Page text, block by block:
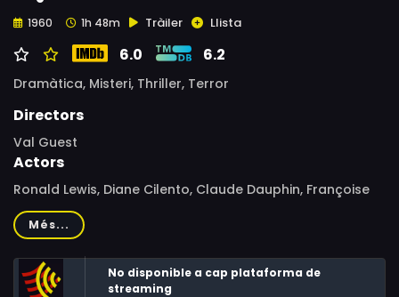
1960 1h 48m Tràiler Llista
6.0 6.2
Dramàtica, Misteri, Thriller, Terror
Directors
Val Guest
Actors
Ronald Lewis, Diane Cilento, Claude Dauphin, Françoise
Rosay, Bernard Braden, Katya Douglas, Barbara Chilcott,
Anne Tirard, Edwin Styles, George Merritt
Més...
No disponible a cap plataforma de
streaming